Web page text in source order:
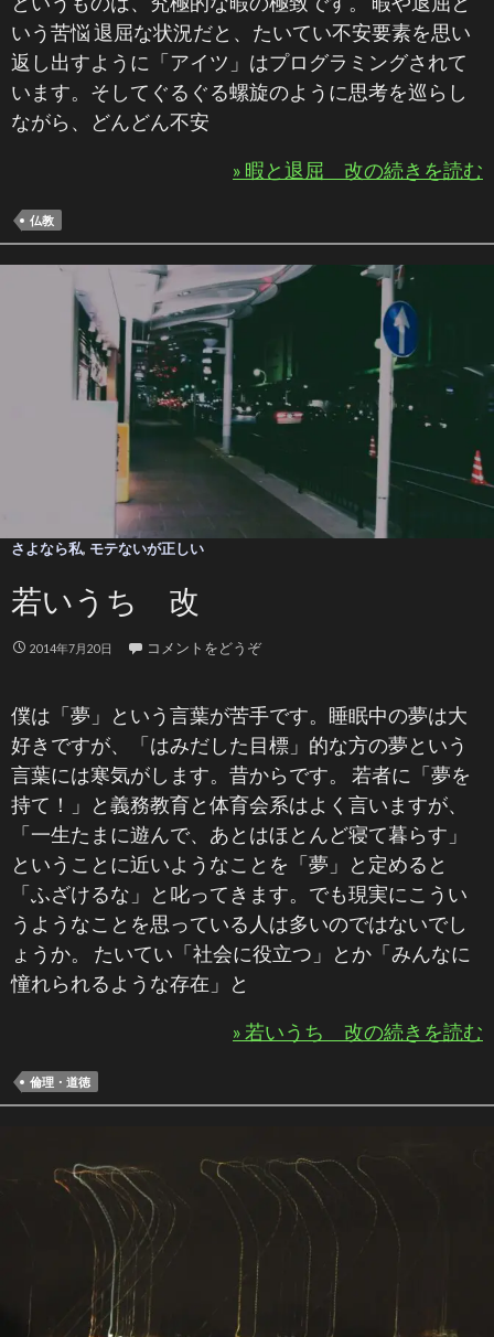
いう苦悩 退屈な状況だと、たいてい不安要素を思い
返し出すように「アイツ」はプログラミングされて
います。そしてぐるぐる螺旋のように思考を巡らし
ながら、どんどん不安
» 暇と退屈 改の続きを読む
仏教
さよなら私, モテないが正しい
若いうち 改
2014年7月20日 コメントをどうぞ
僕は「夢」という言葉が苦手です。睡眠中の夢は大
好きですが、「はみだした目標」的な方の夢という
言葉には寒気がします。昔からです。 若者に「夢を
持て！」と義務教育と体育会系はよく言いますが、
「一生たまに遊んで、あとはほとんど寝て暮らす」
ということに近いようなことを「夢」と定めると
「ふざけるな」と叱ってきます。でも現実にこうい
うようなことを思っている人は多いのではないでし
ょうか。 たいてい「社会に役立つ」とか「みんなに
憧れられるような存在」と
» 若いうち 改の続きを読む
倫理・道徳